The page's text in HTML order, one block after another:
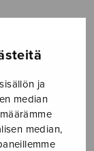
ja
median
median,